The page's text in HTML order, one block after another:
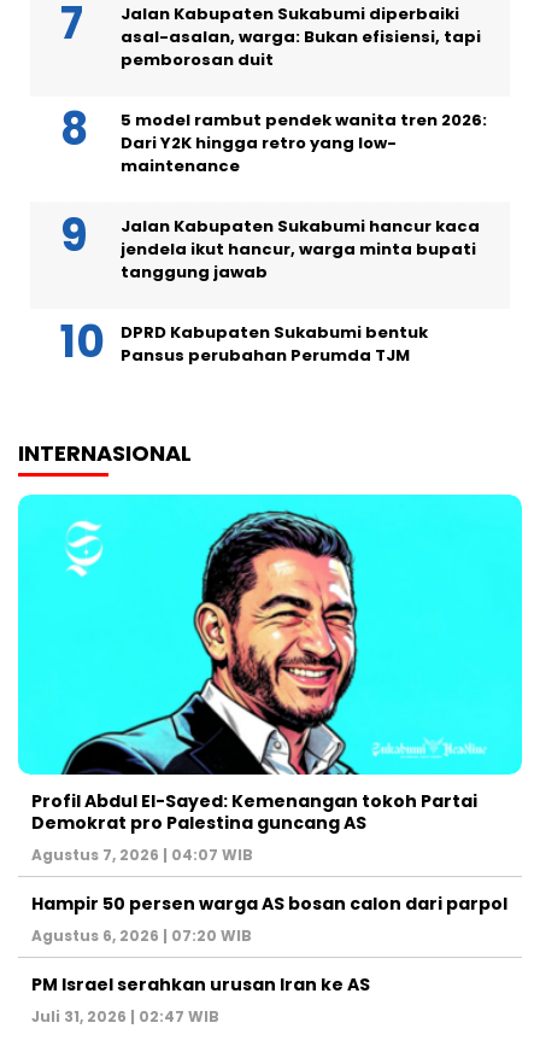
Jalan Kabupaten Sukabumi diperbaiki
asal-asalan, warga: Bukan efisiensi, tapi
pemborosan duit
5 model rambut pendek wanita tren 2026:
Dari Y2K hingga retro yang low-
maintenance
Jalan Kabupaten Sukabumi hancur kaca
jendela ikut hancur, warga minta bupati
tanggung jawab
DPRD Kabupaten Sukabumi bentuk
Pansus perubahan Perumda TJM
INTERNASIONAL
Profil Abdul El-Sayed: Kemenangan tokoh Partai
Demokrat pro Palestina guncang AS
Agustus 7, 2026 | 04:07 WIB
Hampir 50 persen warga AS bosan calon dari parpol
Agustus 6, 2026 | 07:20 WIB
PM Israel serahkan urusan Iran ke AS
Juli 31, 2026 | 02:47 WIB